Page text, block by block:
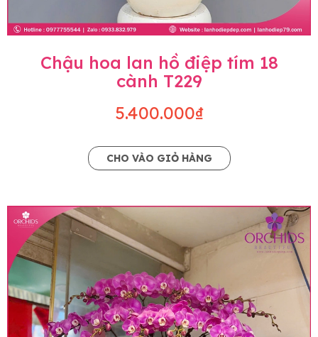
Chậu hoa lan hồ điệp tím 18
cành T229
5.400.000₫
CHO VÀO GIỎ HÀNG